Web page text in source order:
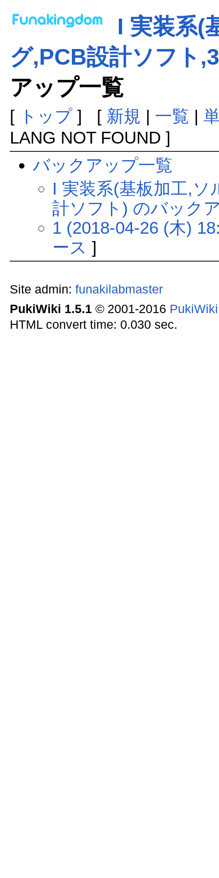
I 実装系(
グ,PCB設計ソフト
アップ一覧
[ トップ] [ 新規 | 一覧 |
LANG NOT FOUND ]
バックアップ一覧
I 実装系(基板加工,ソ
計ソフト) のバック
1 (2018-04-26 (木)
ース ]
Site admin: funakilabmaster
PukiWiki 1.5.1© 2001-2016
HTML convert time: 0.030 sec.